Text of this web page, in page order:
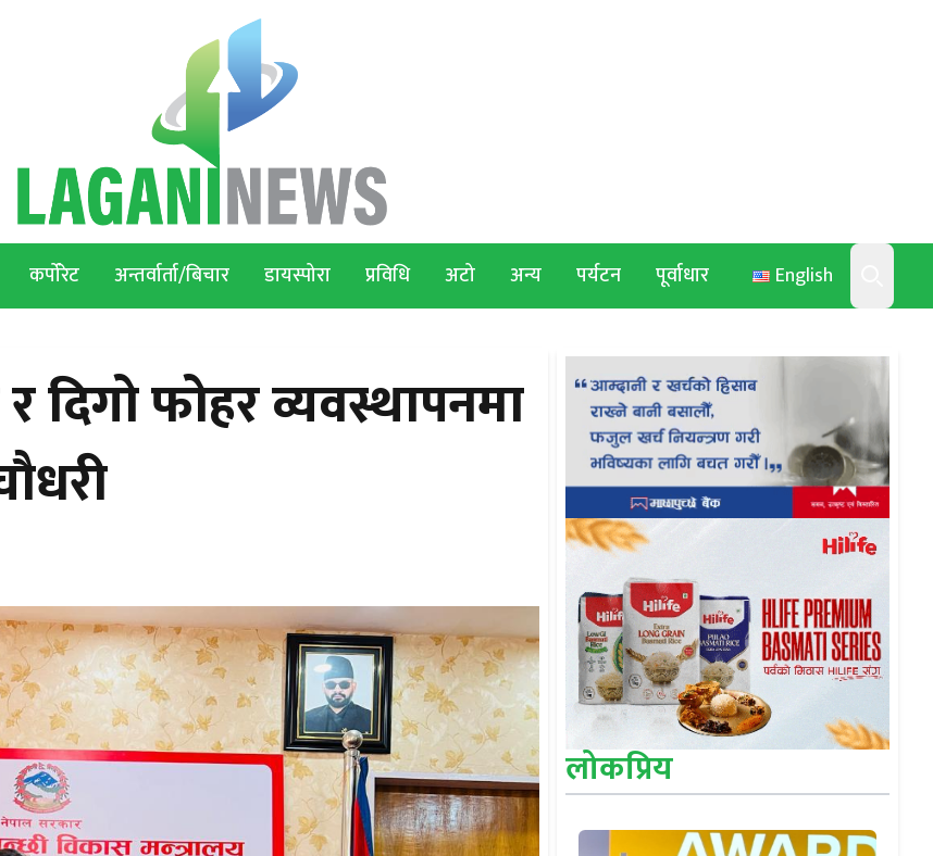
English
Search
कर्पोरेट अन्तर्वार्ता/बिचार डायस्पोरा प्रविधि अटो अन्य पर्यटन पूर्वाधार
दिगो फोहर व्यवस्थापनमा
लोकप्रिय